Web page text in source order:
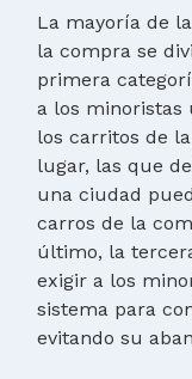
La mayoría de
la compra se
primera
a los minoristas
los carritos de
lugar, las que
una ciudad
carros de la
último, la
exigir a los
sistema para
evitando su